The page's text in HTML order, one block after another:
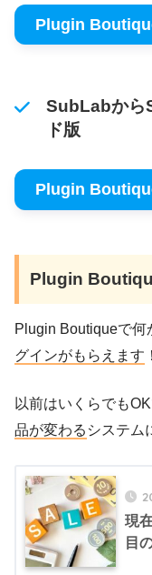
Plugin
SubLabから
ド版
Plugin
Plugin
Plugin Boutiqueで何
グインがもらえます ！
以前はいくらでもOK
品が変わる システム
現
目